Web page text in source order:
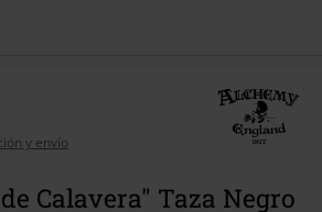
y envío
Calavera" Taza Negro